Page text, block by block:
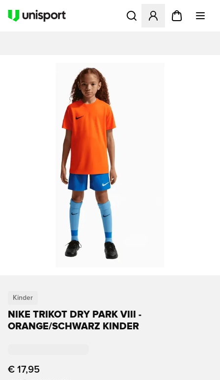
Öffnet ein Fenster zum
Kinder
NIKE TRIKOT DRY PARK VIII -
ORANGE/SCHWARZ KINDER
€ 17,95